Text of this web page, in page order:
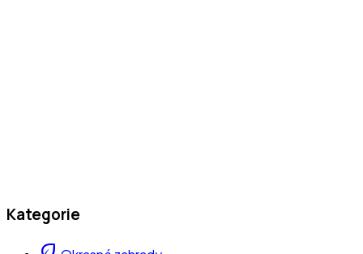
Kategorie